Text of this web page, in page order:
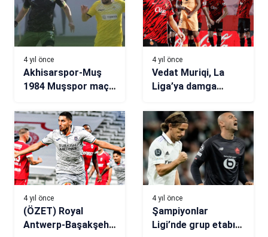
4 yıl önce
Akhisarspor-Muş
1984 Muşspor maç
4 yıl önce
Vedat Muriqi, La
Liga’ya damga
4 yıl önce
(ÖZET) Royal
Antwerp-Başakşehir
4 yıl önce
Şampiyonlar
Ligi’nde grup etabı